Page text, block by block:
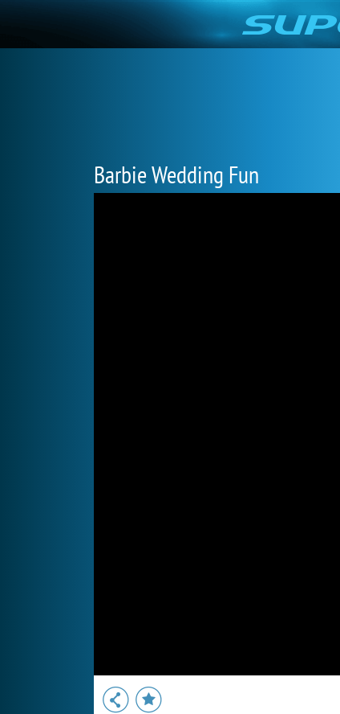
Barbie Wedding Fun